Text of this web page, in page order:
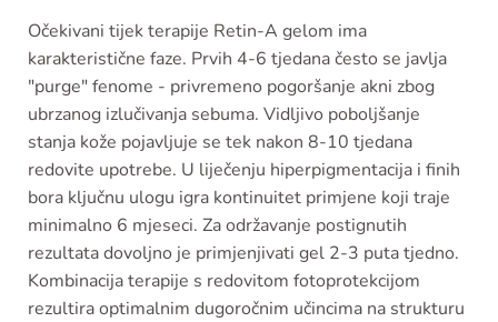
Očekivani tijek terapije Retin-A gelom ima
karakteristične faze. Prvih 4-6 tjedana često se javlja
"purge" fenome - privremeno pogoršanje akni zbog
ubrzanog izlučivanja sebuma. Vidljivo poboljšanje
stanja kože pojavljuje se tek nakon 8-10 tjedana
redovite upotrebe. U liječenju hiperpigmentacija i finih
bora ključnu ulogu igra kontinuitet primjene koji traje
minimalno 6 mjeseci. Za održavanje postignutih
rezultata dovoljno je primjenjivati gel 2-3 puta tjedno.
Kombinacija terapije s redovitom fotoprotekcijom
rezultira optimalnim dugoročnim učincima na strukturu